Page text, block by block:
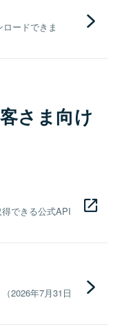
ードできま
さま向け
できる公式API
2026年7月31日